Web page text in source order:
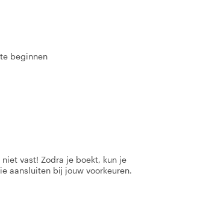
beginnen
vast! Zodra je boekt, kun je
aansluiten bij jouw voorkeuren.